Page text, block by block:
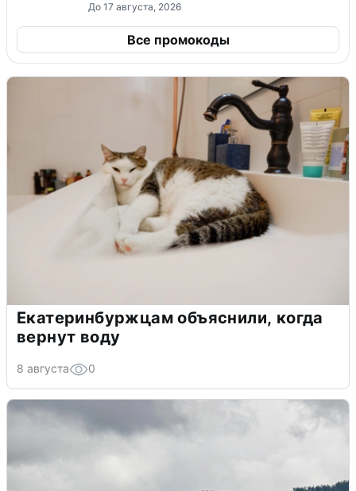
До 17 августа, 2026
Все промокоды
Екатеринбуржцам объяснили, когда
вернут воду
8 августа 0